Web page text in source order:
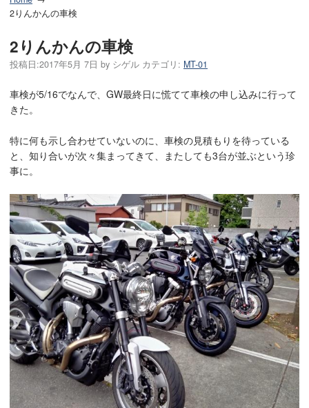
2りんかんの車検
2りんかんの車検
投稿日:2017年5月 7日 by シゲル カテゴリ: MT-01
車検が5/16でなんで、GW最終日に慌てて車検の申し込みに行って
きた。
特に何も示し合わせていないのに、車検の見積もりを待っている
と、知り合いが次々集まってきて、またしても3台が並ぶという珍
事に。